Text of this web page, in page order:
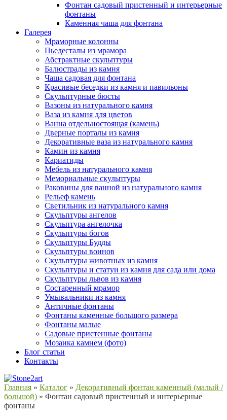
Фонтан садовый пристенный и интерьерные
фонтаны
Каменная чаша для фонтана
Галерея
Мраморные колонны
Пьедесталы из мрамора
Абстрактные скульптуры
Балюстрады из камня
Чаша садовая для фонтана
Красивые беседки из камня и павильоны
Скульптурные бюсты
Вазоны из натурального камня
Ваза из камня для цветов
Ванна отдельностоящая (камень)
Дверные порталы из камня
Декоративные ваза из натурального камня
Камин из камня
Кариатиды
Мебель из натурального камня
Мемориальные скульптуры
Раковины для ванной из натурального камня
Рельеф камень
Светильник из натурального камня
Скульптуры ангелов
Скульптура ангелочка
Скульптуры богов
Скульптуры Будды
Скульптуры воинов
Скульптуры животных из камня
Скульптуры и статуи из камня для сада или дома
Скульптуры львов из камня
Состаренный мрамор
Умывальники из камня
Античные фонтаны
Фонтаны каменные большого размера
Фонтаны малые
Садовые пристенные фонтаны
Мозаика камнем (фото)
Блог статьи
Контакты
Главная » Каталог » Декоративный фонтан каменный (малый /
большой) » Фонтан садовый пристенный и интерьерные
фонтаны